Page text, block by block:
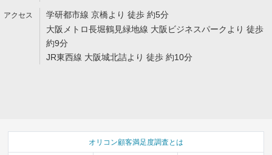
学研都市線 京橋より 徒歩 約5分
大阪メトロ長堀鶴見緑地線 大阪ビジネスパークより 徒歩
約9分
JR東西線 大阪城北詰より 徒歩 約10分
オリコン顧客満足度調査とは